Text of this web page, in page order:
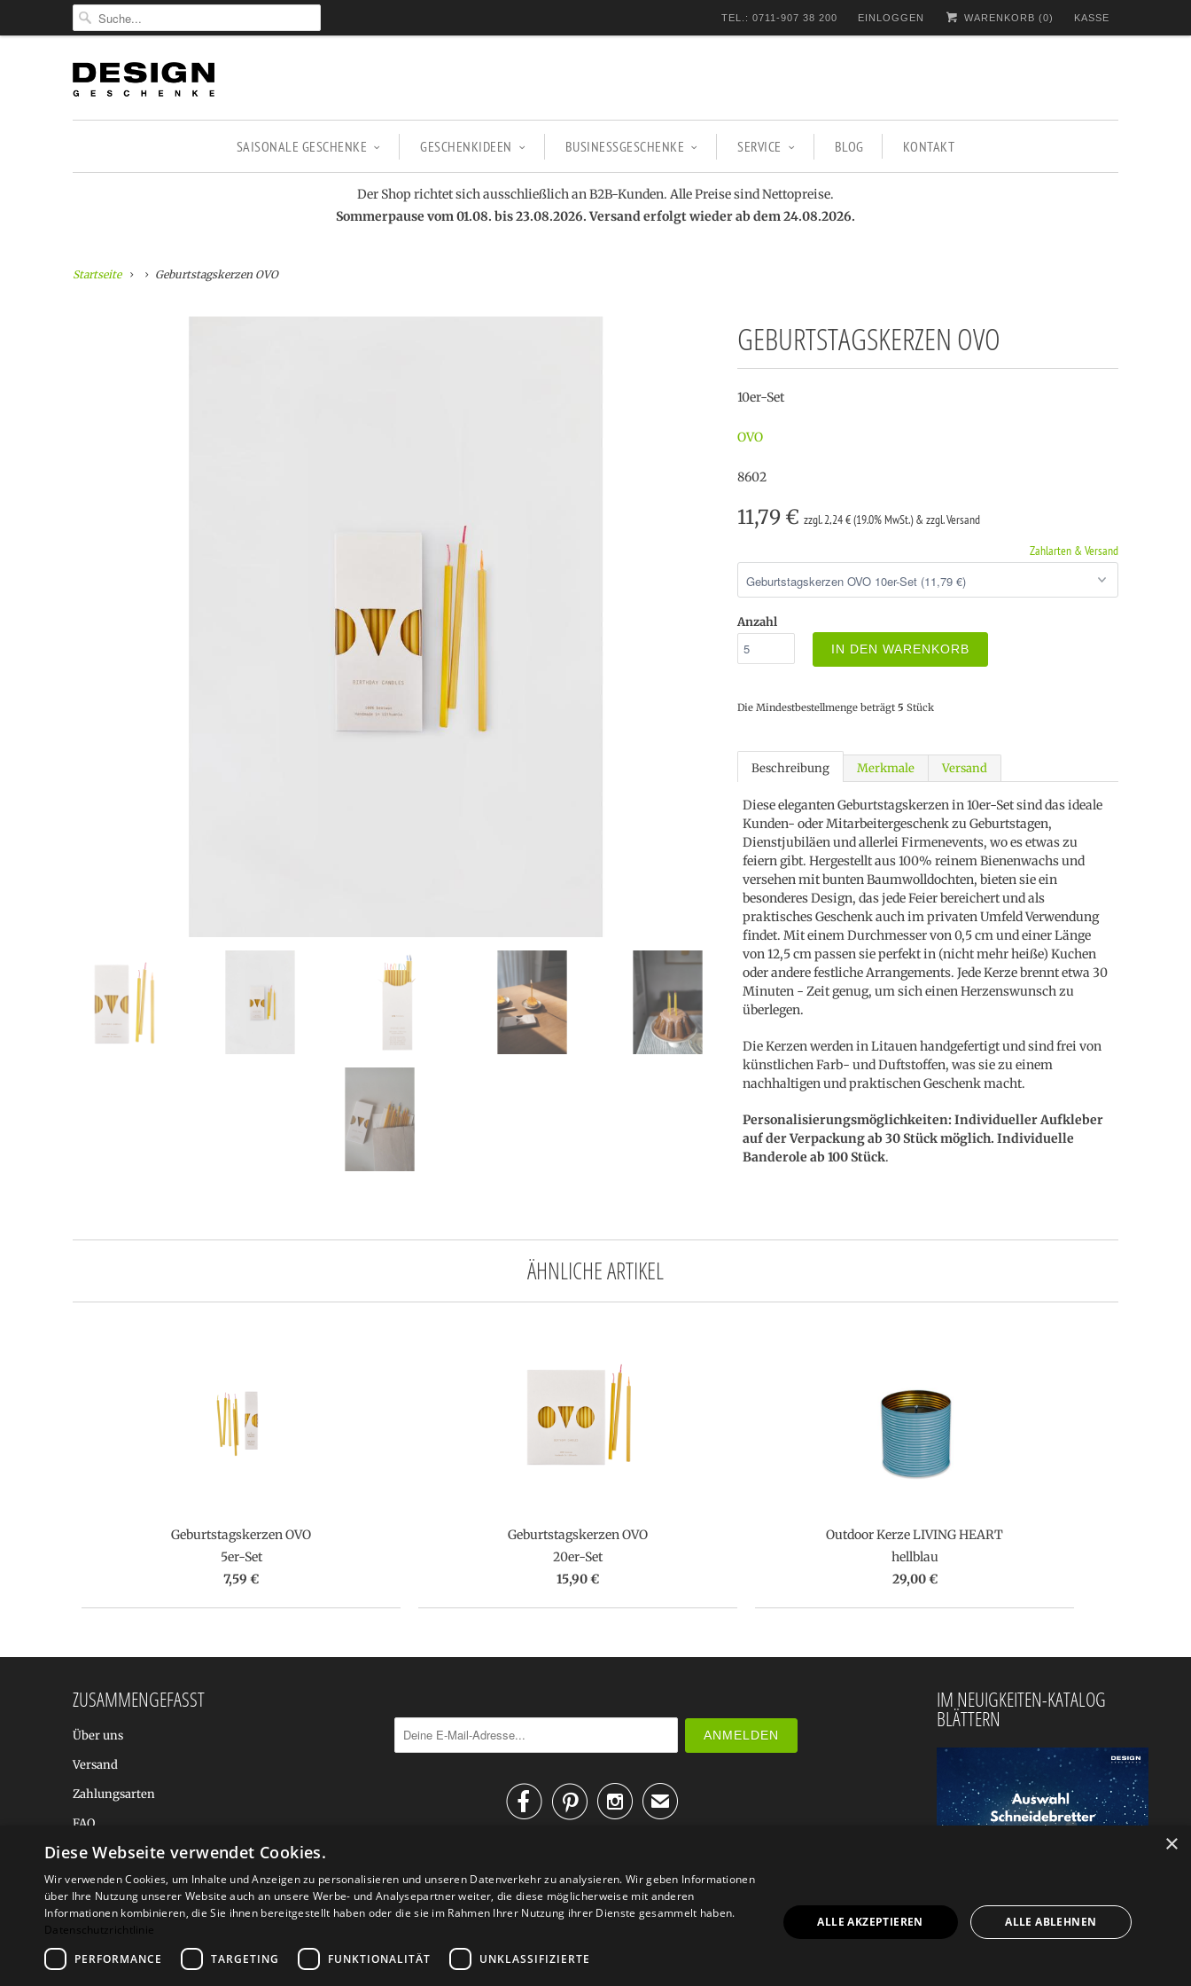
TEL.: 0711-907 38 200 EINLOGGEN WARENKORB (0) KASSE
SAISONALE GESCHENKE GESCHENKIDEEN BUSINESSGESCHENKE SERVICE BLOG KONTAKT
Der Shop richtet sich ausschließlich an B2B-Kunden. Alle Preise sind Nettopreise.
Sommerpause vom 01.08. bis 23.08.2026. Versand erfolgt wieder ab dem 24.08.2026.
Startseite Geburtstagskerzen OVO
GEBURTSTAGSKERZEN OVO
10er-Set
OVO
8602
11,79 € zzgl. 2,24 € (19.0% MwSt.) & zzgl. Versand
Zahlarten & Versand
Anzahl
IN DEN WARENKORB
Die Mindestbestellmenge beträgt 5 Stück
Beschreibung Merkmale Versand
Diese eleganten Geburtstagskerzen in 10er-Set sind das ideale
Kunden- oder Mitarbeitergeschenk zu Geburtstagen,
Dienstjubiläen und allerlei Firmenevents, wo es etwas zu
feiern gibt. Hergestellt aus 100% reinem Bienenwachs und
versehen mit bunten Baumwolldochten, bieten sie ein
besonderes Design, das jede Feier bereichert und als
praktisches Geschenk auch im privaten Umfeld Verwendung
findet. Mit einem Durchmesser von 0,5 cm und einer Länge
von 12,5 cm passen sie perfekt in (nicht mehr heiße) Kuchen
oder andere festliche Arrangements. Jede Kerze brennt etwa 30
Minuten - Zeit genug, um sich einen Herzenswunsch zu
überlegen.
Die Kerzen werden in Litauen handgefertigt und sind frei von
künstlichen Farb- und Duftstoffen, was sie zu einem
nachhaltigen und praktischen Geschenk macht.
Personalisierungsmöglichkeiten: Individueller Aufkleber
auf der Verpackung ab 30 Stück möglich. Individuelle
Banderole ab 100 Stück.
ÄHNLICHE ARTIKEL
Geburtstagskerzen OVO
5er-Set
7,59 €
Geburtstagskerzen OVO
20er-Set
15,90 €
Outdoor Kerze LIVING HEART
hellblau
29,00 €
ZUSAMMENGEFASST
Über uns
Versand
Zahlungsarten
FAQ
BALTIC DESIGN SHOP
✉
IM NEUIGKEITEN-KATALOG
BLÄTTERN
© 2026
×
Diese Webseite verwendet Cookies.
Wir verwenden Cookies, um Inhalte und Anzeigen zu personalisieren und unseren Datenverkehr zu analysieren. Wir geben Informationen
über Ihre Nutzung unserer Website auch an unsere Werbe- und Analysepartner weiter, die diese möglicherweise mit anderen
Informationen kombinieren, die Sie ihnen bereitgestellt haben oder die sie im Rahmen Ihrer Nutzung ihrer Dienste gesammelt haben.
Datenschutzrichtlinie
PERFORMANCE
TARGETING FUNKTIONALITÄT UNKLASSIFIZIERTE
ALLE AKZEPTIEREN ALLE ABLEHNEN